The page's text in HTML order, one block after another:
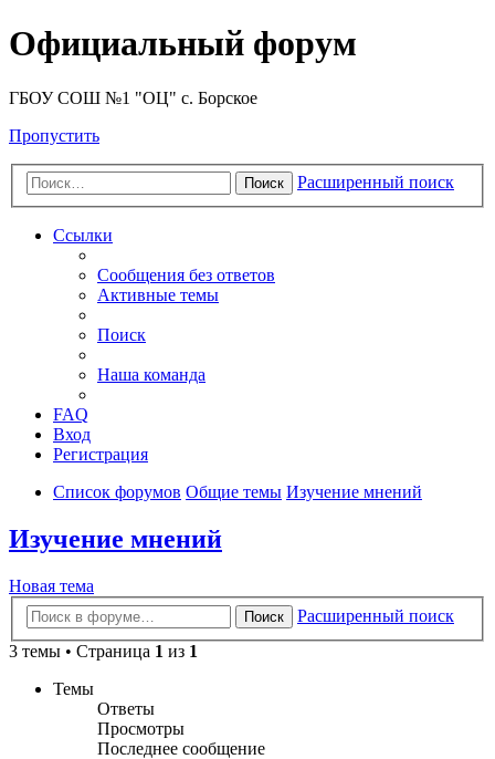
Официальный форум
ГБОУ СОШ №1 "ОЦ" с. Борское
Пропустить
Поиск Расширенный поиск
Ссылки
Сообщения без ответов
Активные темы
Поиск
Наша команда
FAQ
Вход
Регистрация
Список форумов Общие темы Изучение мнений
Изучение мнений
Новая тема
Поиск
Расширенный поиск
3 темы • Страница 1 из 1
Темы
Ответы
Просмотры
Последнее сообщение